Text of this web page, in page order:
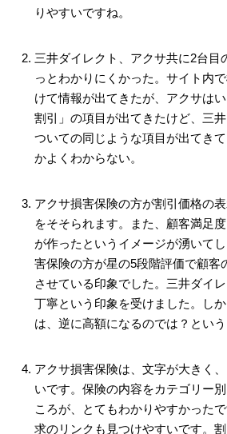
りやすいですね。
三井ダイレクト、アクサ共に2台目
っとわかりにくかった。サイト内
けて情報が出てきたが、アクサは
割引」の項目が出てきたけど、三
ついての同じような項目が出てき
かよくわからない。
アクサ損害保険の方が割引価格の
をそそられます。また、顧客満足
が作ったというイメージが湧いて
害保険の方が星の5段階評価で顧客
させている印象でした。三井ダイ
丁寧という印象を受けました。し
は、逆に高額になるのでは？という
アクサ損害保険は、文字が大きく
いです。保険の内容をカテゴリー
ころが、とてもわかりやすかった
求のリンクも見つけやすいです。